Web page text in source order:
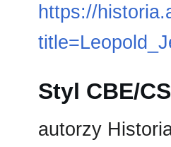
https://
Styl CBE/
autorzy